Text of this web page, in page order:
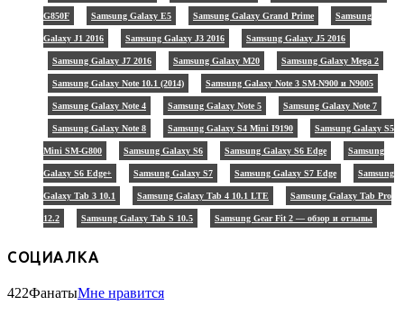
G850F Samsung Galaxy E5 Samsung Galaxy Grand Prime Samsung
Galaxy J1 2016 Samsung Galaxy J3 2016 Samsung Galaxy J5 2016
Samsung Galaxy J7 2016 Samsung Galaxy M20 Samsung Galaxy Mega 2
Samsung Galaxy Note 10.1 (2014) Samsung Galaxy Note 3 SM-N900 и N9005
Samsung Galaxy Note 4 Samsung Galaxy Note 5 Samsung Galaxy Note 7
Samsung Galaxy Note 8 Samsung Galaxy S4 Mini I9190 Samsung Galaxy S5
Mini SM-G800 Samsung Galaxy S6 Samsung Galaxy S6 Edge Samsung
Galaxy S6 Edge+ Samsung Galaxy S7 Samsung Galaxy S7 Edge Samsung
Galaxy Tab 3 10.1 Samsung Galaxy Tab 4 10.1 LTE Samsung Galaxy Tab Pro
12.2 Samsung Galaxy Tab S 10.5 Samsung Gear Fit 2 — обзор и отзывы
СОЦИАЛКА
422ФанатыМне нравится